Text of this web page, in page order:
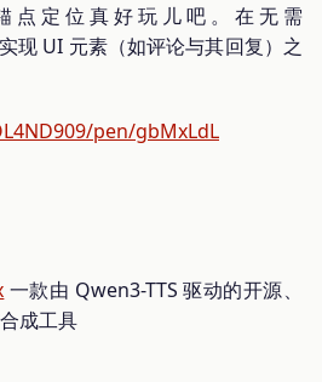
点定位真好玩儿吧。在无需
现 UI 元素（如评论与其回复）之
pen/gbMxLdL
一款由 Qwen3-TTS 驱动的开源、
成工具